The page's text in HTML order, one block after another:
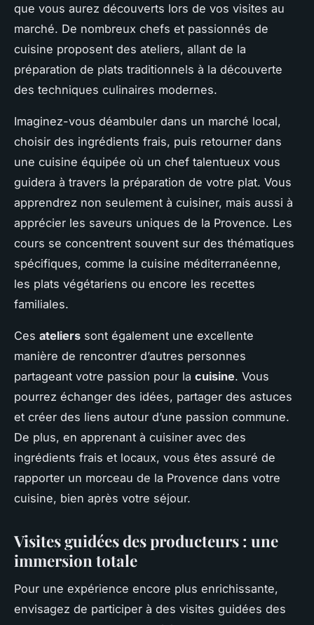
que vous aurez découverts lors de vos visites au
marché. De nombreux chefs et passionnés de
cuisine proposent des ateliers, allant de la
préparation de plats traditionnels à la découverte
des techniques culinaires modernes.
Imaginez-vous déambuler dans un marché local,
choisir des ingrédients frais, puis retourner dans
une cuisine équipée où un chef talentueux vous
guidera à travers la préparation de votre plat. Vous
apprendrez non seulement à cuisiner, mais aussi à
apprécier les saveurs uniques de la Provence. Les
cours se concentrent souvent sur des thématiques
spécifiques, comme la cuisine méditerranéenne,
les plats végétariens ou encore les recettes
familiales.
Ces ateliers sont également une excellente
manière de rencontrer d’autres personnes
partageant votre passion pour la cuisine. Vous
pourrez échanger des idées, partager des astuces
et créer des liens autour d’une passion commune.
De plus, en apprenant à cuisiner avec des
ingrédients frais et locaux, vous êtes assuré de
rapporter un morceau de la Provence dans votre
cuisine, bien après votre séjour.
Visites guidées des producteurs : une
immersion totale
Pour une expérience encore plus enrichissante,
envisagez de participer à des visites guidées des